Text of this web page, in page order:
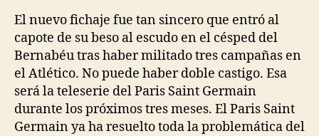
El nuevo fichaje fue tan sincero que entró al
capote de su beso al escudo en el césped del
Bernabéu tras haber militado tres campañas en
el Atlético. No puede haber doble castigo. Esa
será la teleserie del Paris Saint Germain
durante los próximos tres meses. El Paris Saint
Germain ya ha resuelto toda la problemática del